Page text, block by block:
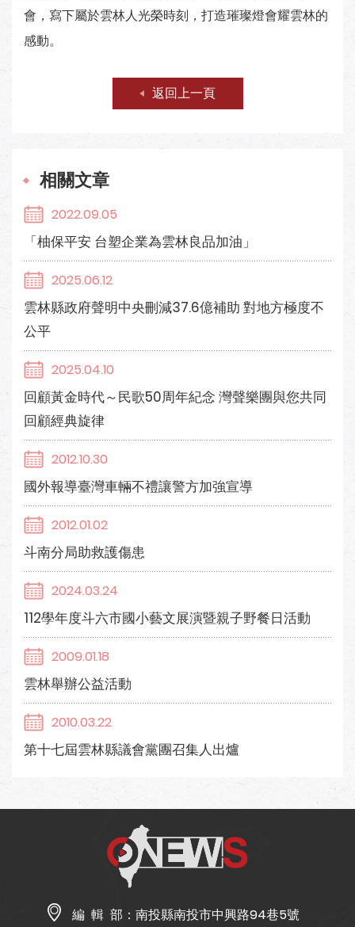
會，寫下屬於雲林人光榮時刻，打造璀璨燈會耀雲林的
感動。
返回上一頁
相關文章
2022.09.05
「柚保平安 台塑企業為雲林良品加油」
2025.06.12
雲林縣政府聲明中央刪減37.6億補助 對地方極度不
公平
2025.04.10
回顧黃金時代～民歌50周年紀念 灣聲樂團與您共同
回顧經典旋律
2012.10.30
國外報導臺灣車輛不禮讓警方加強宣導
2012.01.02
斗南分局助救護傷患
2024.03.24
112學年度斗六市國小藝文展演暨親子野餐日活動
2009.01.18
雲林舉辦公益活動
2010.03.22
第十七屆雲林縣議會黨團召集人出爐
編 輯 部： 南投縣南投市中興路94巷5號